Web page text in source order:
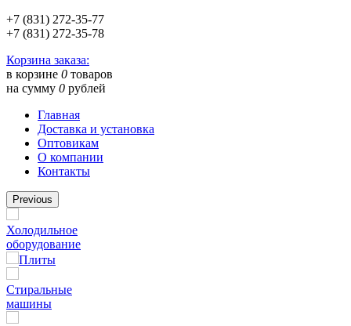
+7 (831) 272-35-77
+7 (831) 272-35-78
Корзина заказа:
в корзине 0 товаров
на сумму 0 рублей
Главная
Доставка и установка
Оптовикам
О компании
Контакты
Previous
Холодильное
оборудование
Плиты
Стиральные
машины